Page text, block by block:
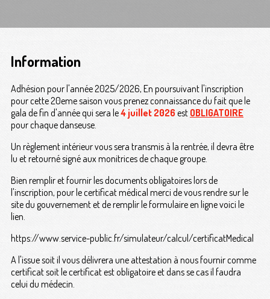
Information
Adhésion pour l'année 2025/2026, En poursuivant l'inscription
pour cette 20eme saison vous prenez connaissance du fait que le
gala de fin d'année qui sera le4 juillet 2026 est OBLIGATOIRE
pour chaque danseuse.
Un règlement intérieur vous sera transmis à la rentrée, il devra être
lu et retourné signé aux monitrices de chaque groupe.
Bien remplir et fournir les documents obligatoires lors de
l'inscription, pour le certificat médical merci de vous rendre sur le
site du gouvernement et de remplir le formulaire en ligne voici le
lien.
https://www.service-public.fr/simulateur/calcul/certificatMedical
A l'issue soit il vous délivrera une attestation à nous fournir comme
certificat soit le certificat est obligatoire et dans se cas il faudra
celui du médecin.